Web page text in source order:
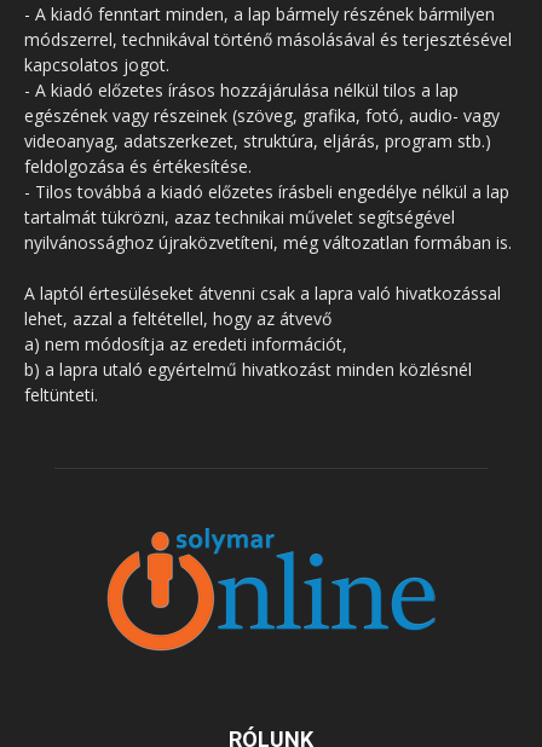
- A kiadó fenntart minden, a lap bármely részének bármilyen
módszerrel, technikával történő másolásával és terjesztésével
kapcsolatos jogot.
- A kiadó előzetes írásos hozzájárulása nélkül tilos a lap
egészének vagy részeinek (szöveg, grafika, fotó, audio- vagy
videoanyag, adatszerkezet, struktúra, eljárás, program stb.)
feldolgozása és értékesítése.
- Tilos továbbá a kiadó előzetes írásbeli engedélye nélkül a lap
tartalmát tükrözni, azaz technikai művelet segítségével
nyilvánossághoz újraközvetíteni, még változatlan formában is.
A laptól értesüléseket átvenni csak a lapra való hivatkozással
lehet, azzal a feltétellel, hogy az átvevő
a) nem módosítja az eredeti információt,
b) a lapra utaló egyértelmű hivatkozást minden közlésnél
feltünteti.
RÓLUNK